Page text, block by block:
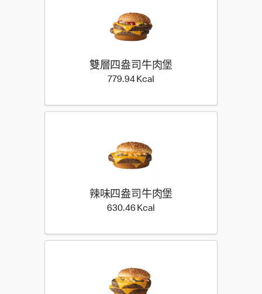
雙層四盎司牛肉堡
779.94 Kcal
辣味四盎司牛肉堡
630.46 Kcal